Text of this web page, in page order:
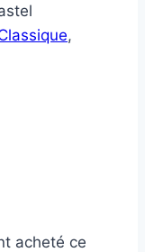
,
acheté ce